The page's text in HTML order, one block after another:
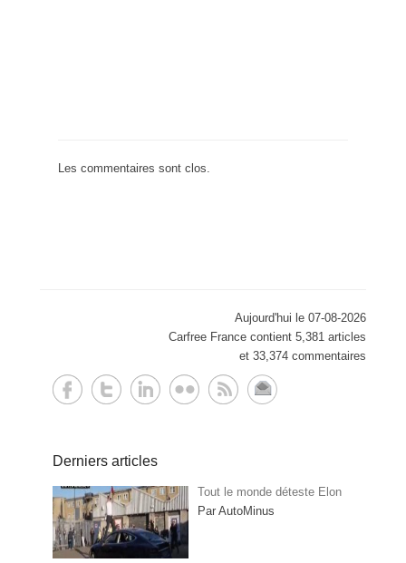
Les commentaires sont clos.
Aujourd'hui le 07-08-2026
Carfree France contient 5,381 articles
et 33,374 commentaires
Derniers articles
Tout le monde déteste Elon
Par AutoMinus